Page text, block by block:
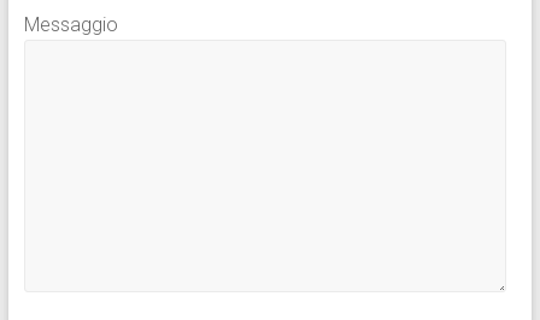
Messaggio